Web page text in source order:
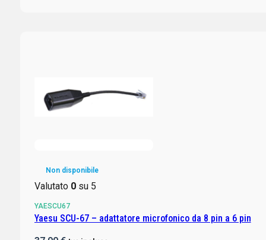
Non disponibile
Valutato 0su 5
YAESCU67
Yaesu SCU-67 – adattatore microfonico da 8 pin a 6 pin